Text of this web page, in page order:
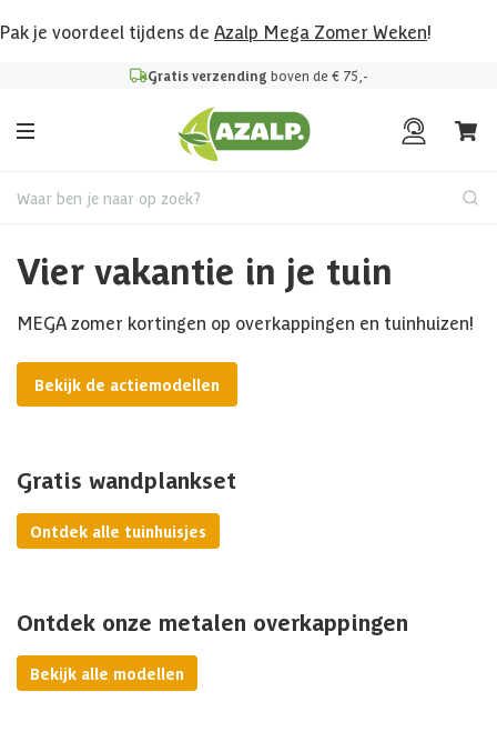
Pak je voordeel tijdens de Azalp Mega Zomer Weken!
Gratis verzending boven de € 75,-
Waar ben je naar op zoek?
Vier vakantie in je tuin
MEGA zomer kortingen op overkappingen en tuinhuizen!
Bekijk de actiemodellen
Gratis wandplankset
Ontdek alle tuinhuisjes
Ontdek onze metalen overkappingen
Bekijk alle modellen